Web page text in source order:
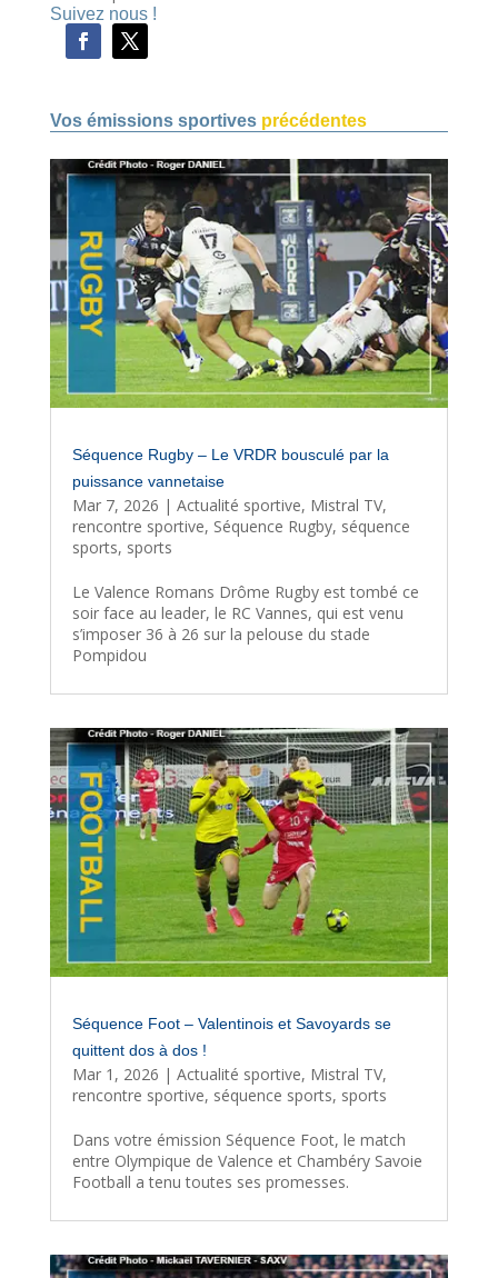
Suivez nous !
Vos émissions sportivesprécédentes
Séquence Rugby – Le VRDR bousculé par la
puissance vannetaise
Mar 7, 2026 | Actualité sportive, Mistral TV,
rencontre sportive, Séquence Rugby, séquence
sports, sports
Le Valence Romans Drôme Rugby est tombé ce
soir face au leader, le RC Vannes, qui est venu
s’imposer 36 à 26 sur la pelouse du stade
Pompidou
Séquence Foot – Valentinois et Savoyards se
quittent dos à dos !
Mar 1, 2026 | Actualité sportive, Mistral TV,
rencontre sportive, séquence sports, sports
Dans votre émission Séquence Foot, le match
entre Olympique de Valence et Chambéry Savoie
Football a tenu toutes ses promesses.